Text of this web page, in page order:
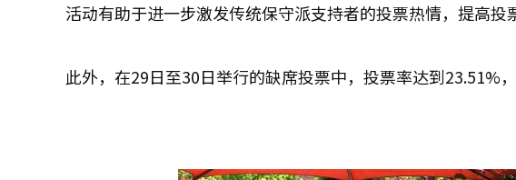
活动有助于进一步激发传统保守派支持者的投票热情，提高投
此外，在29日至30日举行的缺席投票中，投票率达到23.51%